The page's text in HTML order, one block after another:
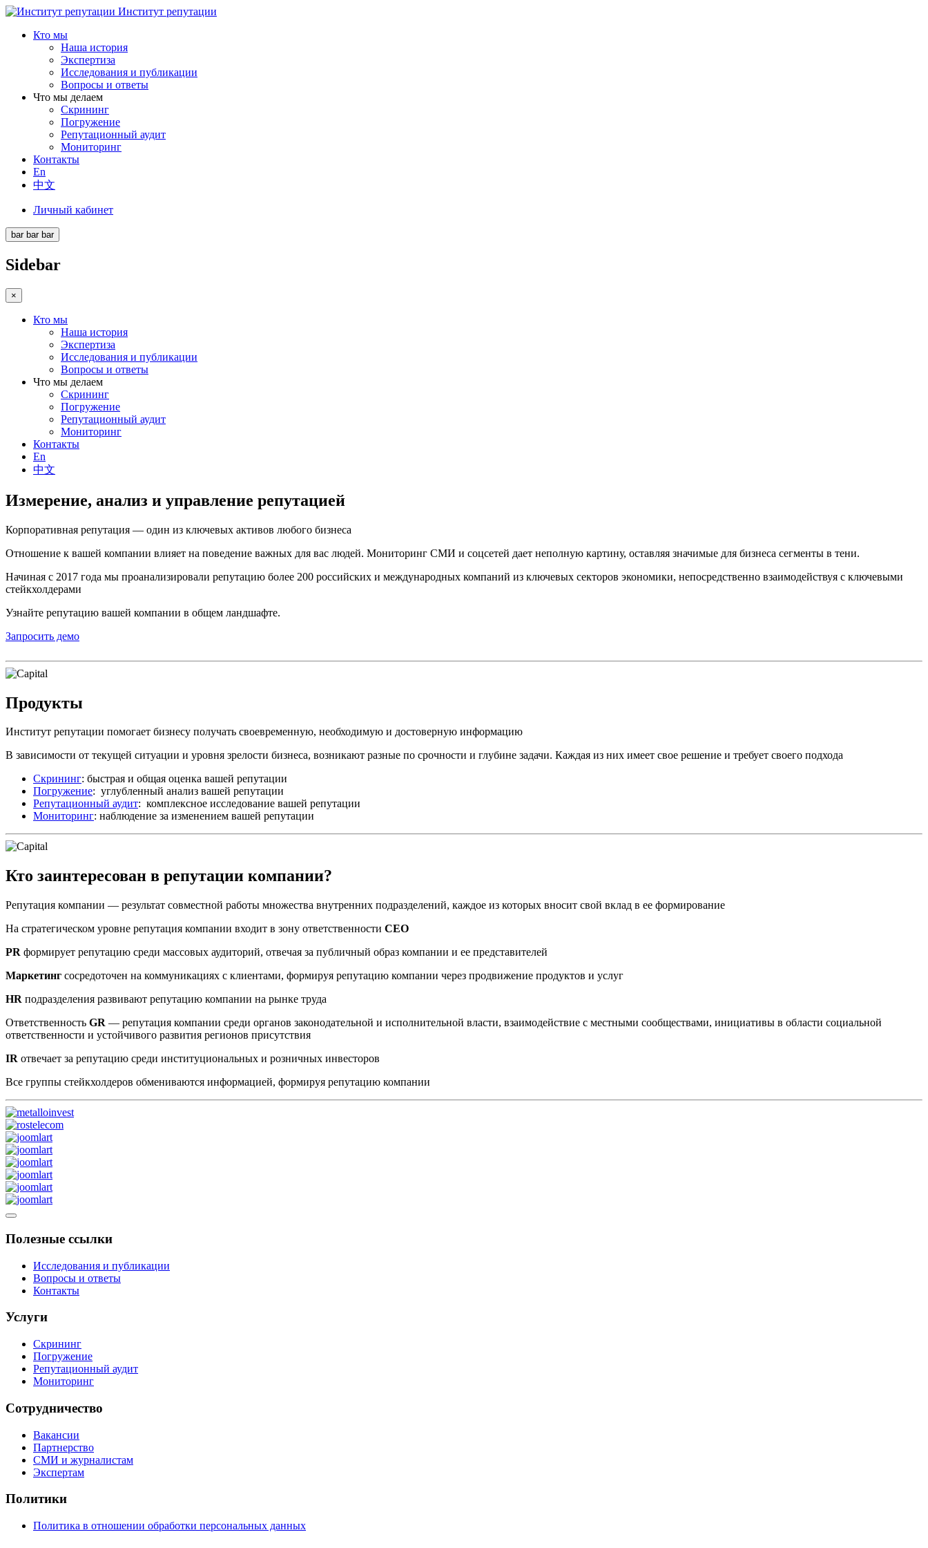
Институт репутации
Кто мы
Наша история
Экспертиза
Исследования и публикации
Вопросы и ответы
Что мы делаем
Скрининг
Погружение
Репутационный аудит
Мониторинг
Контакты
En
中文
Личный кабинет
bar bar bar
Sidebar
×
Кто мы
Наша история
Экспертиза
Исследования и публикации
Вопросы и ответы
Что мы делаем
Скрининг
Погружение
Репутационный аудит
Мониторинг
Контакты
En
中文
Измерение, анализ и управление репутацией
Корпоративная репутация — один из ключевых активов любого бизнеса
Отношение к вашей компании влияет на поведение важных для вас людей. Мониторинг СМИ и соцсетей дает неполную картину, оставляя значимые для бизнеса сегменты в тени.
Начиная с 2017 года мы проанализировали репутацию более 200 российских и международных компаний из ключевых секторов экономики, непосредственно взаимодействуя с ключевыми
стейкхолдерами
Узнайте репутацию вашей компании в общем ландшафте.
Запросить демо
Продукты
Институт репутации помогает бизнесу получать своевременную, необходимую и достоверную информацию
В зависимости от текущей ситуации и уровня зрелости бизнеса, возникают разные по срочности и глубине задачи. Каждая из них имеет свое решение и требует своего подхода
Скрининг: быстрая и общая оценка вашей репутации
Погружение: углубленный анализ вашей репутации
Репутационный аудит: комплексное исследование вашей репутации
Мониторинг: наблюдение за изменением вашей репутации
Кто заинтересован в репутации компании?
Репутация компании — результат совместной работы множества внутренних подразделений, каждое из которых вносит свой вклад в ее формирование
На стратегическом уровне репутация компании входит в зону ответственности CEO
PR формирует репутацию среди массовых аудиторий, отвечая за публичный образ компании и ее представителей
Маркетинг сосредоточен на коммуникациях с клиентами, формируя репутацию компании через продвижение продуктов и услуг
HR подразделения развивают репутацию компании на рынке труда
Ответственность GR — репутация компании среди органов законодательной и исполнительной власти, взаимодействие с местными сообществами, инициативы в области социальной
ответственности и устойчивого развития регионов присутствия
IR отвечает за репутацию среди институциональных и розничных инвесторов
Все группы стейкхолдеров обмениваются информацией, формируя репутацию компании
Полезные ссылки
Исследования и публикации
Вопросы и ответы
Контакты
Услуги
Скрининг
Погружение
Репутационный аудит
Мониторинг
Сотрудничество
Вакансии
Партнерство
СМИ и журналистам
Экспертам
Политики
Политика в отношении обработки персональных данных